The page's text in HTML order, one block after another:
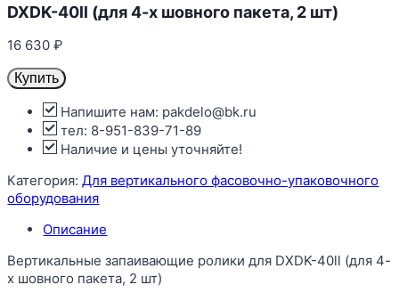
DXDK-40ll (для 4-х шовного пакета, 2 шт)
16 630₽
Купить
Напишите нам: pakdelo@bk.ru
тел: 8-951-839-71-89
Наличие и цены уточняйте!
Категория:Для вертикального фасовочно-упаковочного
оборудования
Описание
Вертикальные запаивающие ролики для DXDK-40ll (для 4-
х шовного пакета, 2 шт)